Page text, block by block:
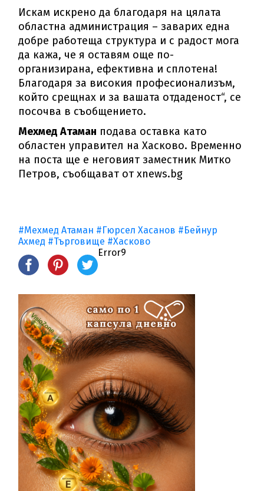
Искам искрено да благодаря на цялата
областна администрация – заварих една
добре работеща структура и с радост мога
да кажа, че я оставям още по-
организирана, ефективна и сплотена!
Благодаря за високия професионализъм,
който срещнах и за вашата отдаденост“, се
посочва в съобщението.
Мехмед Атаман подава оставка като
областен управител на Хасково. Временно
на поста ще е неговият заместник Митко
Петров, съобщават от xnews.bg
#Мехмед Атаман #Гюрсел Хасанов #Бейнур
Ахмед #Търговище #Хасково
Error9